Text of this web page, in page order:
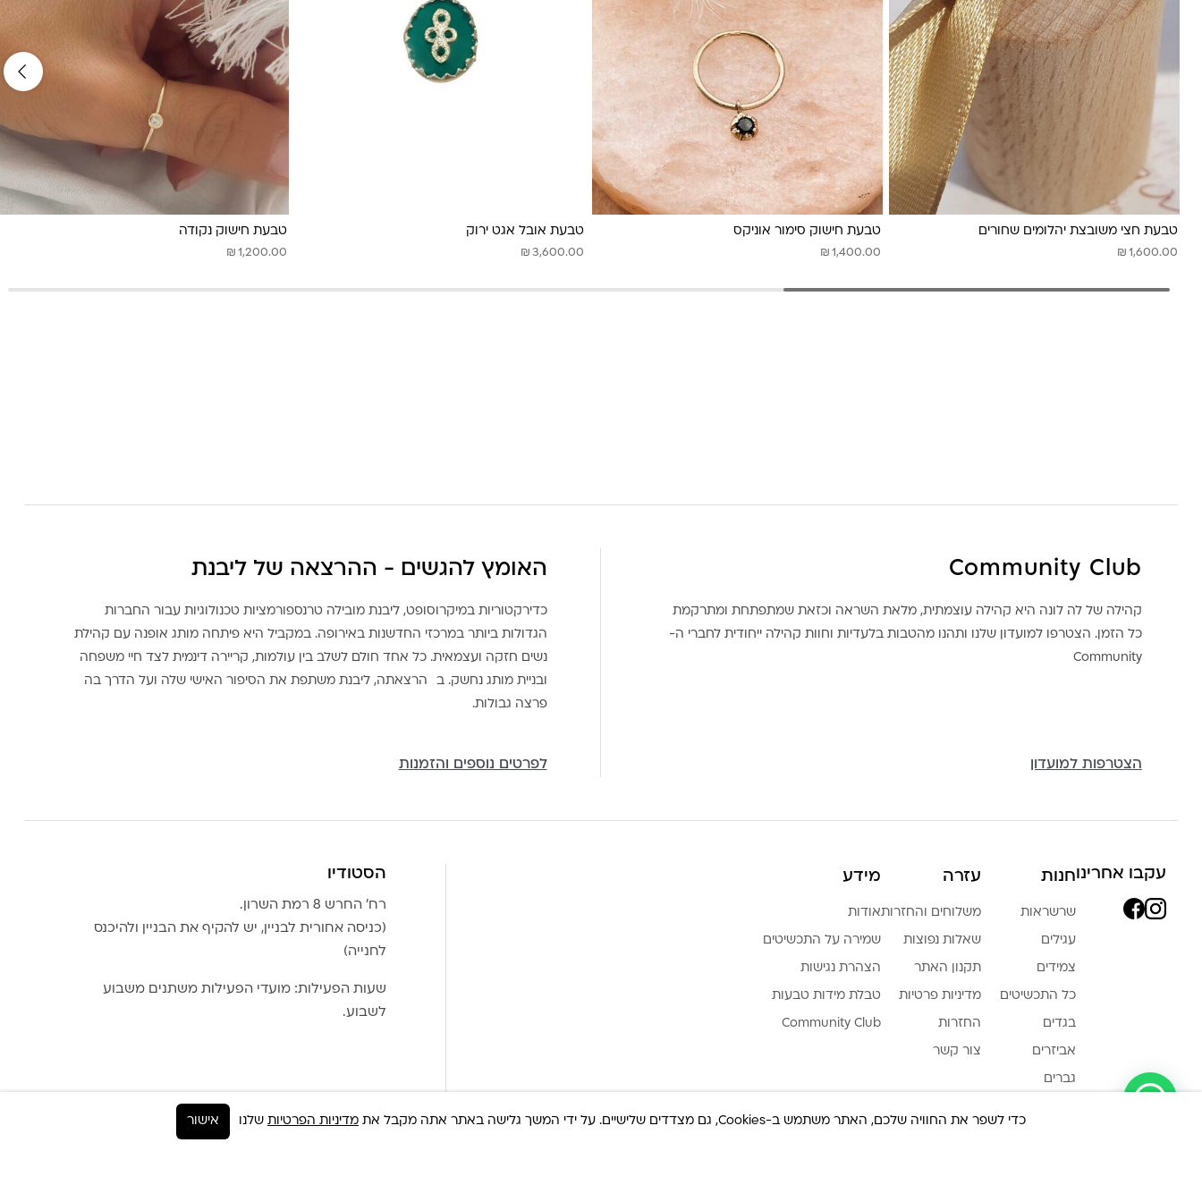
לונה מיה
טבעת חצי משובצת יהלומים שחורים
₪ 1,600.00
טבעת חישוק סימור אוניקס
₪ 1,400.00
טבעת אובל אגט ירוק
₪ 3,600.00
טבעת חישוק נקודה
₪ 1,200.00
Community Club
קהילה של לה לונה היא קהילה עוצמתית, מלאת השראה וכזאת שמתפתחת ומתרקמת
כל הזמן. הצטרפו למועדון שלנו ותהנו מהטבות בלעדיות וחוות קהילה ייחודית לחברי ה-
Community
הצטרפות למועדון
האומץ להגשים - ההרצאה של ליבנת
כדירקטוריות במיקרוסופט, ליבנת מובילה טרנספורמציות טכנולוגיות עבור החברות
הגדולות ביותר במרכזי החדשנות באירופה. במקביל היא פיתחה מותג אופנה עם קהילת
נשים חזקה ועצמאית. כל אחד חולם לשלב בין עולמות, קריירה דינמית לצד חיי משפחה
ובניית מותג נחשק. ב הרצאתה, ליבנת משתפת את הסיפור האישי שלה ועל הדרך בה
פרצה גבולות.
לפרטים נוספים והזמנות
עקבו אחרינוחנות
שרשראות
עגילים
צמידים
כל התכשיטים
בגדים
אביזרים
גברים
עזרה
משלוחים והחזרות
שאלות נפוצות
תקנון האתר
מדיניות פרטיות
החזרות
צור קשר
מידע
אודות
שמירה על התכשיטים
הצהרת נגישות
טבלת מידות טבעות
Community Club
הסטודיו
רח׳ החרש 8 רמת השרון.
(כניסה אחורית לבניין, יש להקיף את הבניין ולהיכנס
לחנייה)
שעות הפעילות: מועדי הפעילות משתנים משבוע
לשבוע.
כדי לשפר את החוויה שלכם, האתר משתמש ב-Cookies, גם מצדדים שלישיים. על ידי המשך גלישה באתר אתה מקבל את מדיניות הפרטיות שלנו אישור